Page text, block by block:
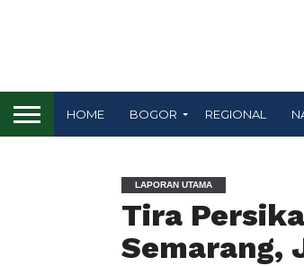
HOME BOGOR REGIONAL
LAPORAN UTAMA
Tira
Semarang,